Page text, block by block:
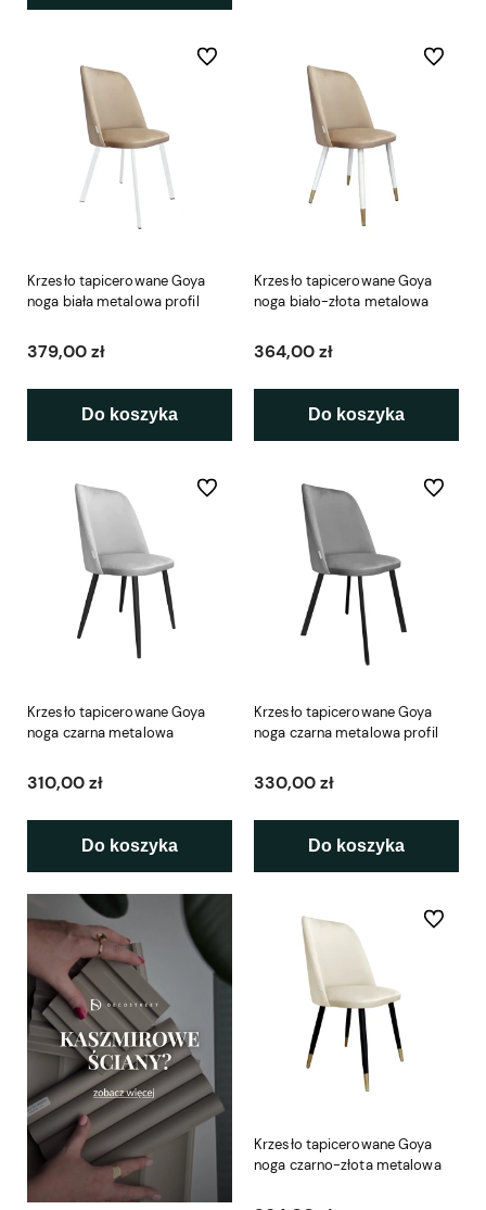
Krzesło tapicerowane Goya
noga biała metalowa profil
379,00 zł
Do koszyka
Do ulubionych
Krzesło tapicerowane Goya
noga biało-złota metalowa
364,00 zł
Do koszyka
Do
Krzesło tapicerowane Goya
noga czarna metalowa
310,00 zł
Do koszyka
Do ulubionych
Krzesło tapicerowane Goya
noga czarna metalowa profil
330,00 zł
Do koszyka
Do
Krzesło tapicerowane Goya
noga czarno-złota metalowa
Do